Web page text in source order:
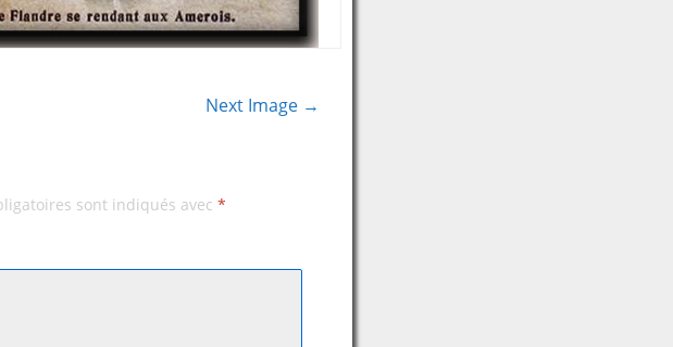
Next Image →
sont indiqués avec*